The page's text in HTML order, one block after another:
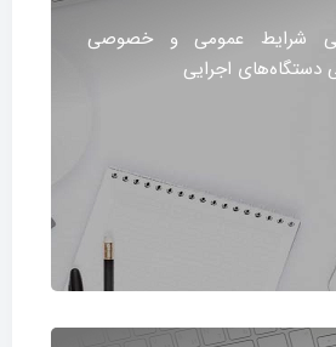
شرایط عمومی و خصوصی
دستگاه‌های اجرایی